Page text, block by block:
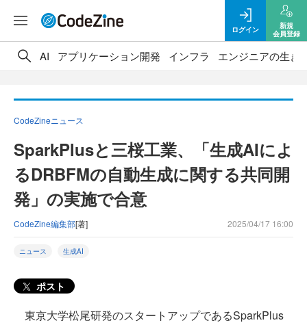
ログイン
新規
会員登録
AI アプリケーション開発 インフラ エンジニアの生き
CodeZineニュース
SparkPlusと三桜工業、「生成AIによ
るDRBFMの自動生成に関する共同開
発」の実施で合意
CodeZine編集部[著] 2025/04/17 16:00
ニュース 生成AI
ポスト
東京大学松尾研発のスタートアップであるSparkPlus